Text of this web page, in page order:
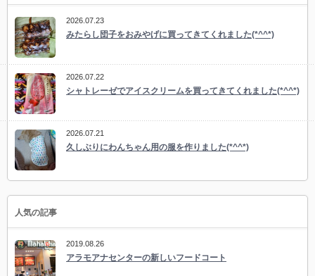
2026.07.23
みたらし団子をおみやげに買ってきてくれました(*^^*)
2026.07.22
シャトレーゼでアイスクリームを買ってきてくれました(*^^*)
2026.07.21
久しぶりにわんちゃん用の服を作りました(*^^*)
人気の記事
2019.08.26
アラモアナセンターの新しいフードコート